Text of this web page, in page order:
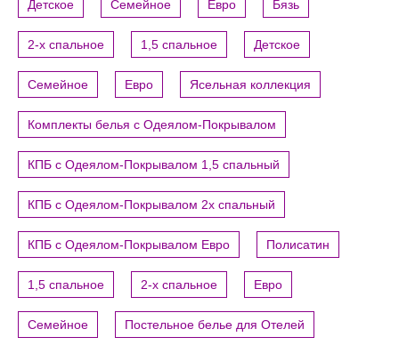
Детское Семейное Евро Бязь
2-х спальное 1,5 спальное Детское
Семейное Евро Ясельная коллекция
Комплекты белья с Одеялом-Покрывалом
КПБ с Одеялом-Покрывалом 1,5 спальный
КПБ с Одеялом-Покрывалом 2х спальный
КПБ с Одеялом-Покрывалом Евро Полисатин
1,5 спальное 2-х спальное Евро
Семейное Постельное белье для Отелей